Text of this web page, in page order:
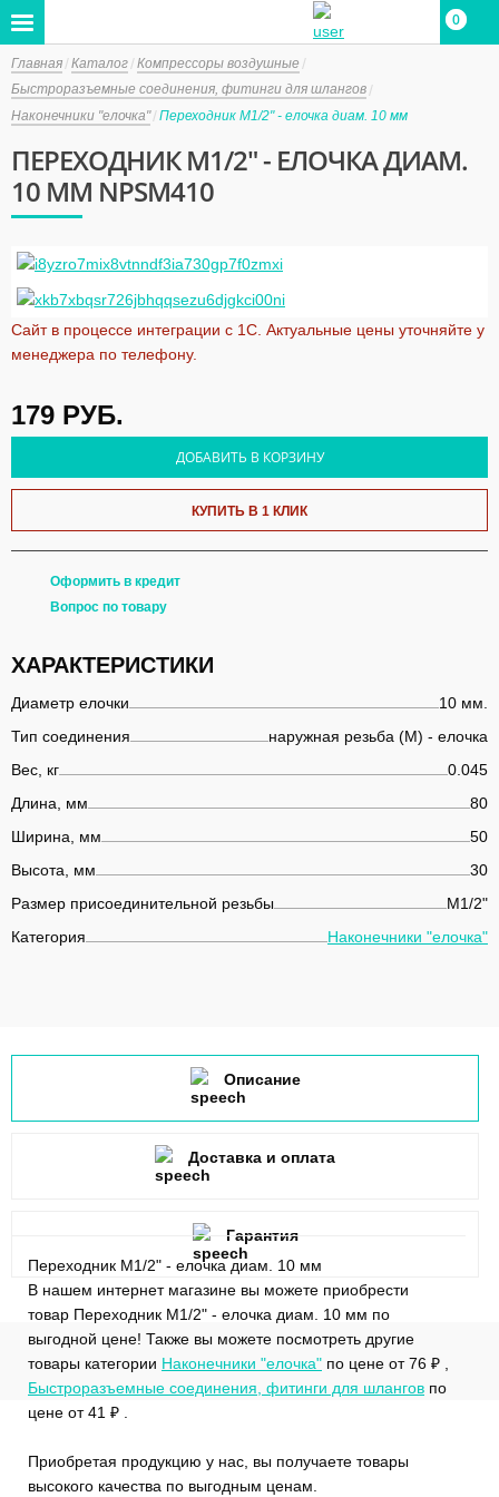
0
0
Главная Каталог Компрессоры воздушные
Быстроразъемные соединения, фитинги для шлангов
Наконечники "елочка" Переходник M1/2" - елочка диам. 10 мм
ПЕРЕХОДНИК M1/2" - ЕЛОЧКА ДИАМ.
10 ММ NPSM410
Сайт в процессе интеграции с 1С. Актуальные цены уточняйте у
менеджера по телефону.
179 РУБ.
ДОБАВИТЬ В КОРЗИНУ
КУПИТЬ В 1 КЛИК
Оформить в кредит
Вопрос по товару
ХАРАКТЕРИСТИКИ
Диаметр елочки
10 мм.
Тип соединения
наружная резьба (М) - елочка
Вес, кг
0.045
Длина, мм
80
Ширина, мм
50
Высота, мм
30
Размер присоединительной резьбы
M1/2"
Категория
Наконечники "елочка"
Описание
Переходник M1/2" - елочка диам. 10 мм
В нашем интернет магазине вы можете приобрести
товар Переходник M1/2" - елочка диам. 10 мм по
выгодной цене! Также вы можете посмотреть другие
товары категории Наконечники "елочка" по цене от 76 ₽ ,
Быстроразъемные соединения, фитинги для шлангов по
цене от 41 ₽ .
Приобретая продукцию у нас, вы получаете товары
высокого качества по выгодным ценам.
Доставка и оплата
Гарантия